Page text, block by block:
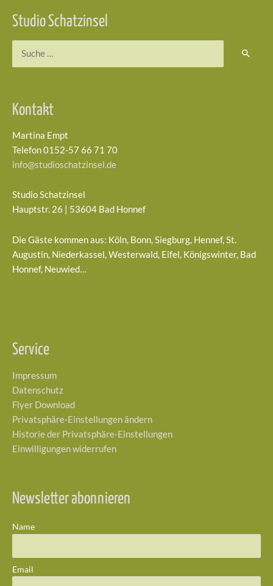
Studio Schatzinsel
Kontakt
Martina Empt
Telefon 0152-57 66 71 70
info@studioschatzinsel.de
Studio Schatzinsel
Hauptstr. 26 | 53604 Bad Honnef
Die Gäste kommen aus: Köln, Bonn, Siegburg, Hennef, St.
Augustin, Niederkassel, Westerwald, Eifel, Königswinter, Bad
Honnef, Neuwied…
Service
Impressum
Datenschutz
Flyer Download
Privatsphäre-Einstellungen ändern
Historie der Privatsphäre-Einstellungen
Einwilligungen widerrufen
Newsletter abonnieren
Name
Email